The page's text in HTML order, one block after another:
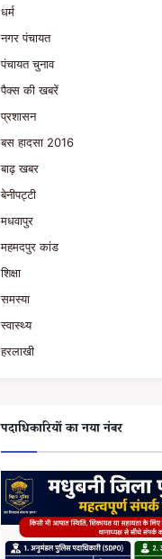
धर्म
नगर पंचायत
पंचायत चुनाव
पैक्स की खबरें
प्रशासन
बस हादसा 2016
बाढ़ खबर
बेनीपट्टी
मधवापुर
महमदपुर कांड
शिक्षा
समस्या
स्वास्थ्य
हरलाखी
पदाधिकारियों का नया नंबर